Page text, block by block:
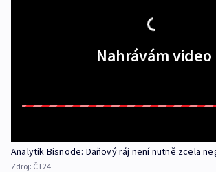
Nahrávám video
Analytik Bisnode: Daňový ráj není nutně zcela
Zdroj: ČT24